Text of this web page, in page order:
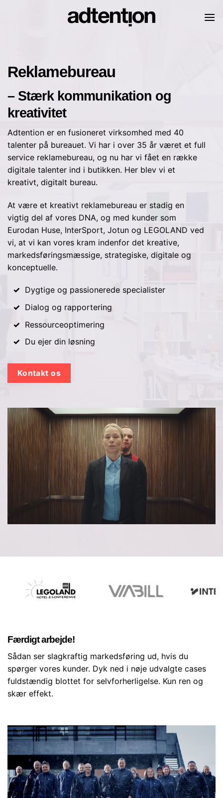
Reklamebureau
– Stærk kommunikation og
kreativitet
Adtention er en fusioneret virksomhed med 40
talenter på bureauet. Vi har i over 35 år været et full
service reklamebureau, og nu har vi fået en række
digitale talenter ind i butikken. Her blev vi et
kreativt, digitalt bureau.
At være et kreativt reklamebureau er stadig en
vigtig del af vores DNA, og med kunder som
Eurodan Huse, InterSport, Jotun og LEGOLAND ved
vi, at vi kan vores kram indenfor det kreative,
markedsføringsmæssige, strategiske, digitale og
konceptuelle.
Dygtige og passionerede specialister
Dialog og rapportering
Ressourceoptimering
Du ejer din løsning
Kontakt os
Færdigt arbejde!
Sådan ser slagkraftig markedsføring ud, hvis du
spørger vores kunder. Dyk ned i nøje udvalgte cases
fuldstændig blottet for selvforherligelse. Kun ren og
skær effekt.